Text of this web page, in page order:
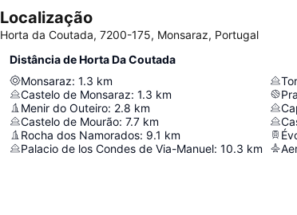
Localização
Horta da Coutada, 7200-175, Monsaraz, Portugal
Distância de Horta Da Coutada
Monsaraz: 1.3 km
Castelo de Monsaraz: 1.3 km
Menir do Outeiro: 2.8 km
Castelo de Mourão: 7.7 km
Rocha dos Namorados: 9.1 km
Palacio de los Condes de Via-Manuel: 10.3 km